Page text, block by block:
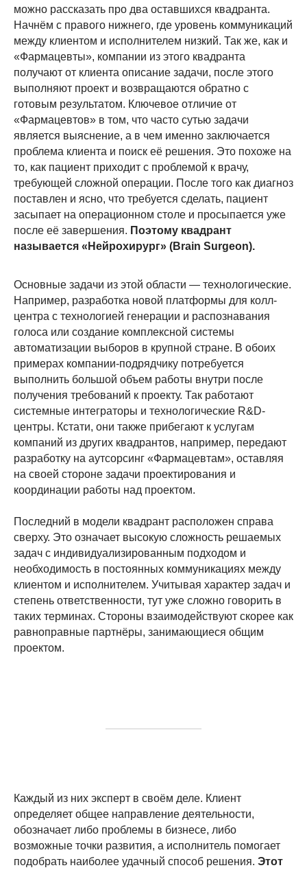
можно рассказать про два оставшихся квадранта.
Начнём с правого нижнего, где уровень коммуникаций
между клиентом и исполнителем низкий. Так же, как и
«Фармацевты», компании из этого квадранта
получают от клиента описание задачи, после этого
выполняют проект и возвращаются обратно с
готовым результатом. Ключевое отличие от
«Фармацевтов» в том, что часто сутью задачи
является выяснение, а в чем именно заключается
проблема клиента и поиск её решения. Это похоже на
то, как пациент приходит с проблемой к врачу,
требующей сложной операции. После того как диагноз
поставлен и ясно, что требуется сделать, пациент
засыпает на операционном столе и просыпается уже
после её завершения. Поэтому квадрант
называется «Нейрохирург» (Brain Surgeon).
Основные задачи из этой области — технологические.
Например, разработка новой платформы для колл-
центра с технологией генерации и распознавания
голоса или создание комплексной системы
автоматизации выборов в крупной стране. В обоих
примерах компании-подрядчику потребуется
выполнить большой объем работы внутри после
получения требований к проекту. Так работают
системные интеграторы и технологические R&D-
центры. Кстати, они также прибегают к услугам
компаний из других квадрантов, например, передают
разработку на аутсорсинг «Фармацевтам», оставляя
на своей стороне задачи проектирования и
координации работы над проектом.
Последний в модели квадрант расположен справа
сверху. Это означает высокую сложность решаемых
задач с индивидуализированным подходом и
необходимость в постоянных коммуникациях между
клиентом и исполнителем. Учитывая характер задач и
степень ответственности, тут уже сложно говорить в
таких терминах. Стороны взаимодействуют скорее как
равноправные партнёры, занимающиеся общим
проектом.
Каждый из них эксперт в своём деле. Клиент
определяет общее направление деятельности,
обозначает либо проблемы в бизнесе, либо
возможные точки развития, а исполнитель помогает
подобрать наиболее удачный способ решения. Этот